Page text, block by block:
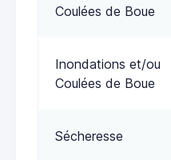
Coulées de Boue
Inondations et/ou
Coulées de Boue
Sécheresse